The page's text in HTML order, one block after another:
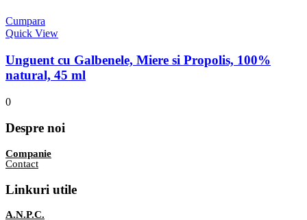
Cumpara
Quick View
Unguent cu Galbenele, Miere si Propolis, 100%
natural, 45 ml
0
Despre noi
Companie
Contact
Linkuri utile
A.N.P.C.